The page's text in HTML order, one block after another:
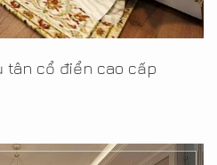
tân cổ điển cao cấp